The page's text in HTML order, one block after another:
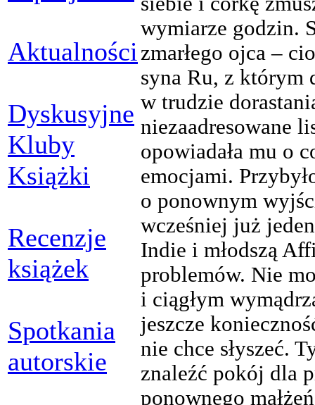
Aktualności
Dyskusyjne
Kluby
Książki
Recenzje
książek
Spotkania
autorskie
wymiarze godzin.
zmarłego ojca –
syna Ru, z którym
w trudzie
niezaadresowane
opowiadała mu o
emocjami.
o ponownym
wcześniej już
Indie i młodszą
problemów. Nie
i ciągłym
jeszcze
nie chce słyszeć.
znaleźć pokój dla
ponownego